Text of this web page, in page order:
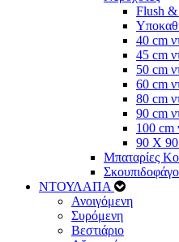
Flush
40 cm
45 cm
50 cm
60 cm
80 cm
90 cm
100 cm
90 Χ 90
Μπαταρίες
ΝΤΟΥΛΑΠΑ
Ανοιγόμενη
Συρόμενη
Βεστιάριο